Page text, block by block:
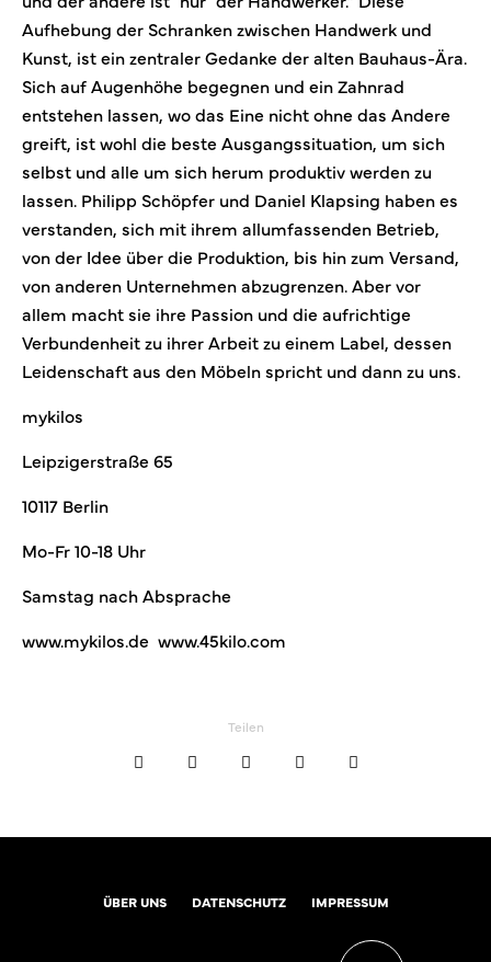
Aufhebung der Schranken zwischen Handwerk und
Kunst, ist ein zentraler Gedanke der alten Bauhaus-Ära.
Sich auf Augenhöhe begegnen und ein Zahnrad
entstehen lassen, wo das Eine nicht ohne das Andere
greift, ist wohl die beste Ausgangssituation, um sich
selbst und alle um sich herum produktiv werden zu
lassen. Philipp Schöpfer und Daniel Klapsing haben es
verstanden, sich mit ihrem allumfassenden Betrieb,
von der Idee über die Produktion, bis hin zum Versand,
von anderen Unternehmen abzugrenzen. Aber vor
allem macht sie ihre Passion und die aufrichtige
Verbundenheit zu ihrer Arbeit zu einem Label, dessen
Leidenschaft aus den Möbeln spricht und dann zu uns.
mykilos
Leipzigerstraße 65
10117 Berlin
Mo-Fr 10-18 Uhr
Samstag nach Absprache
www.mykilos.de www.45kilo.com
Teilen
ÜBER UNS DATENSCHUTZ IMPRESSUM